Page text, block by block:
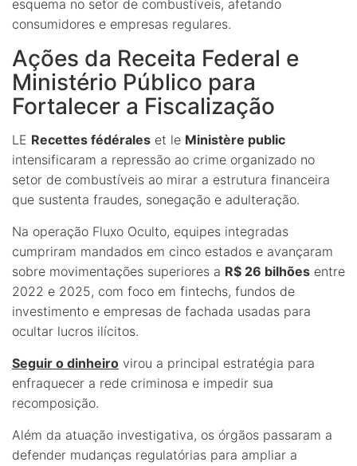
esquema no setor de combustíveis, afetando
consumidores e empresas regulares.
Ações da Receita Federal e
Ministério Público para
Fortalecer a Fiscalização
LE Recettes fédérales et le Ministère public
intensificaram a repressão ao crime organizado no
setor de combustíveis ao mirar a estrutura financeira
que sustenta fraudes, sonegação e adulteração.
Na operação Fluxo Oculto, equipes integradas
cumpriram mandados em cinco estados e avançaram
sobre movimentações superiores a R$ 26 bilhões entre
2022 e 2025, com foco em fintechs, fundos de
investimento e empresas de fachada usadas para
ocultar lucros ilícitos.
Seguir o dinheiro virou a principal estratégia para
enfraquecer a rede criminosa e impedir sua
recomposição.
Além da atuação investigativa, os órgãos passaram a
defender mudanças regulatórias para ampliar a